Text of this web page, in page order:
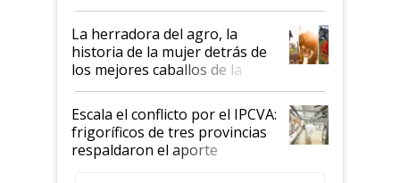
la iniciativa que ya reúne a 46
establecimientos en Argentina
La herradora del agro, la
historia de la mujer detrás de
los mejores caballos de la
Argentina y los mitos que
todavía hacen sufrir a estos
animales: "Mientras me
descalificaban, yo seguí
haciendo currículum"
Escala el conflicto por el IPCVA:
frigoríficos de tres provincias
respaldaron el aporte